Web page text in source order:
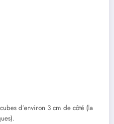
d’environ 3 cm de côté (la